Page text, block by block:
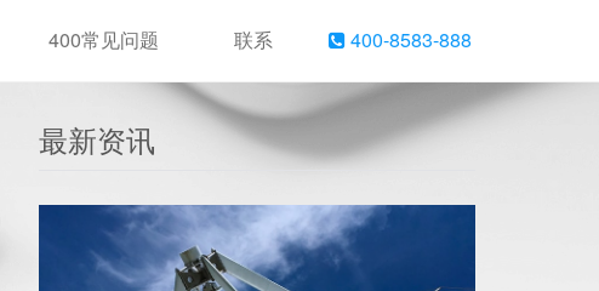
400常见问题 联系 400-8583-888
最新资讯